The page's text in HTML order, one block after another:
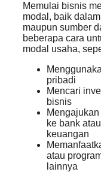
Memulai bisnis
modal, baik
maupun sumber
beberapa cara
modal usaha,
pribadi
Mencari
bisnis
ke bank
keuangan
atau
lainnya